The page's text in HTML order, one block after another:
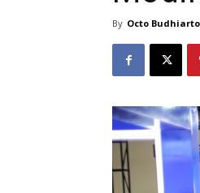
By Octo Budhiarto